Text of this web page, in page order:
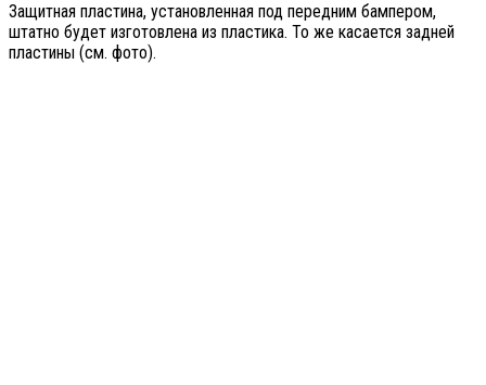
Защитная пластина, установленная под передним бампером,
штатно будет изготовлена из пластика. То же касается задней
пластины (см. фото).